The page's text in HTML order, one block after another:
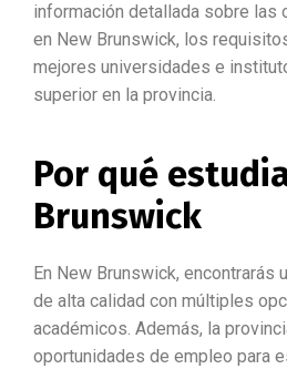
información detallada sobre las
en New Brunswick, los
mejores universidades e
superior en la provincia.
Por qué
Brunswick
En New Brunswick, encontrarás
de alta calidad con múltiples
académicos. Además, la
oportunidades de empleo para